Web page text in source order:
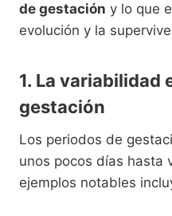
de gestación y lo que
evolución y la
1. La variabilidad
gestación
Los periodos de
unos pocos días hasta
ejemplos notables